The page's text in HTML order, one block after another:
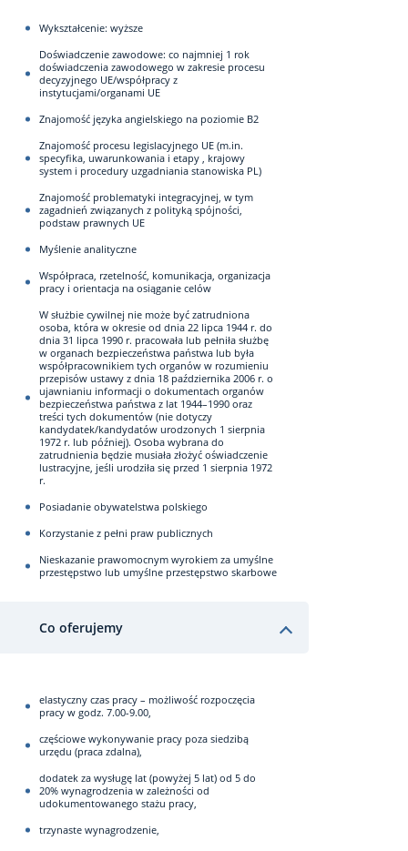
Wykształcenie: wyższe
Doświadczenie zawodowe: co najmniej 1 rok
doświadczenia zawodowego w zakresie procesu
decyzyjnego UE/współpracy z
instytucjami/organami UE
Znajomość języka angielskiego na poziomie B2
Znajomość procesu legislacyjnego UE (m.in.
specyfika, uwarunkowania i etapy , krajowy
system i procedury uzgadniania stanowiska PL)
Znajomość problematyki integracyjnej, w tym
zagadnień związanych z polityką spójności,
podstaw prawnych UE
Myślenie analityczne
Współpraca, rzetelność, komunikacja, organizacja
pracy i orientacja na osiąganie celów
W służbie cywilnej nie może być zatrudniona
osoba, która w okresie od dnia 22 lipca 1944 r. do
dnia 31 lipca 1990 r. pracowała lub pełniła służbę
w organach bezpieczeństwa państwa lub była
współpracownikiem tych organów w rozumieniu
przepisów ustawy z dnia 18 października 2006 r. o
ujawnianiu informacji o dokumentach organów
bezpieczeństwa państwa z lat 1944–1990 oraz
treści tych dokumentów (nie dotyczy
kandydatek/kandydatów urodzonych 1 sierpnia
1972 r. lub później). Osoba wybrana do
zatrudnienia będzie musiała złożyć oświadczenie
lustracyjne, jeśli urodziła się przed 1 sierpnia 1972
r.
Posiadanie obywatelstwa polskiego
Korzystanie z pełni praw publicznych
Nieskazanie prawomocnym wyrokiem za umyślne
przestępstwo lub umyślne przestępstwo skarbowe
Co oferujemy
elastyczny czas pracy – możliwość rozpoczęcia
pracy w godz. 7.00-9.00,
częściowe wykonywanie pracy poza siedzibą
urzędu (praca zdalna),
dodatek za wysługę lat (powyżej 5 lat) od 5 do
20% wynagrodzenia w zależności od
udokumentowanego stażu pracy,
trzynaste wynagrodzenie,